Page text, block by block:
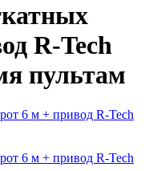
R-Tech
пультам